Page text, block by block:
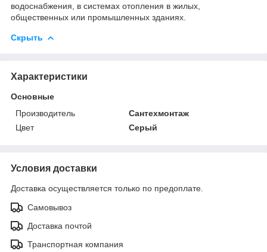
водоснабжения, в системах отопления в жилых,
общественных или промышленных зданиях.
Скрыть
Характеристики
Основные
Производитель
Сантехмонтаж
Цвет
Серый
Условия доставки
Доставка осуществляется только по предоплате.
Самовывоз
Доставка почтой
Транспортная компания